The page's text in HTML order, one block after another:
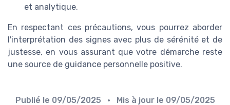
et analytique.
En respectant ces précautions, vous pourrez aborder
l'interprétation des signes avec plus de sérénité et de
justesse, en vous assurant que votre démarche reste
une source de guidance personnelle positive.
Publié le 09/05/2025 • Mis à jour le 09/05/2025